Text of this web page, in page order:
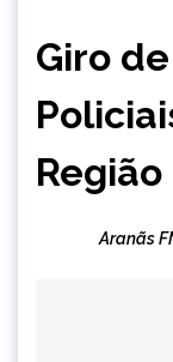
NOTÍCIAS
Giro
Aranãs